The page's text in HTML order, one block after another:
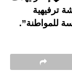
ترفيهية
للمواطنة”.